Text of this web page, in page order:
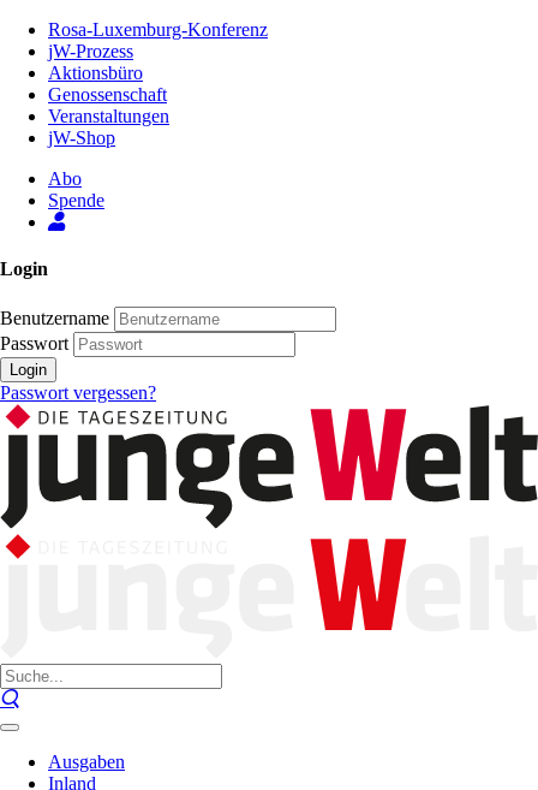
Inhalt
Seite
Rosa-Luxemburg-Konferenz
jW-Prozess
Aktionsbüro
Genossenschaft
Veranstaltungen
jW-Shop
Abo
Spende
Login
Benutzername
Passwort
Login
Passwort vergessen?
Ausgaben
Inland